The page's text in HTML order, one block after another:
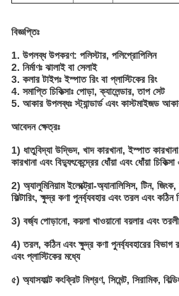
বিজ্ঞপ্তিঃ
1. উপলব্ধ উপকরণ: পলিস্টার, পলিপ্রোপিলিন
2. নির্মাণঃ ঝালাই বা সেলাই
3. কলার টাইপঃ ইস্পাত রিং বা প্লাস্টিকের রিং
4. সমাপ্তি চিকিত্সাঃ পোড়া, ক্যালেন্ডার, তাপ সেট
5. আকার উপলব্ধঃ স্ট্যান্ডার্ড এবং কাস্টমাইজড
আবেদন ক্ষেত্রঃ
1) ধাতুবিদ্যা উদ্ভিদ, খাদ কারখানা, ইস্পাত
কারখানা এবং বিদ্যুৎকেন্দ্রের ধোঁয়া এবং ধোঁয়া
2) অ্যালুমিনিয়াম ইলেক্ট্রো-অ্যানালিসিস, টিন,
ফিল্টারিং, ক্ষুদ্র কণা পুনর্ব্যবহার এবং তরল এবং কঠিন
3) বর্জ্য পোড়ানো, কয়লা খাওয়ানো বয়লার এবং
4) তরল, কঠিন এবং ক্ষুদ্র কণা পুনর্ব্যবহারের বিভাগ
এবং প্লাস্টিকের মধ্যে
৫) অ্যাসফাল্ট কংক্রিট মিশ্রণ, সিমেন্ট, সিরামিক,